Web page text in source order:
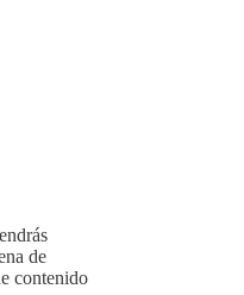
de
contenido